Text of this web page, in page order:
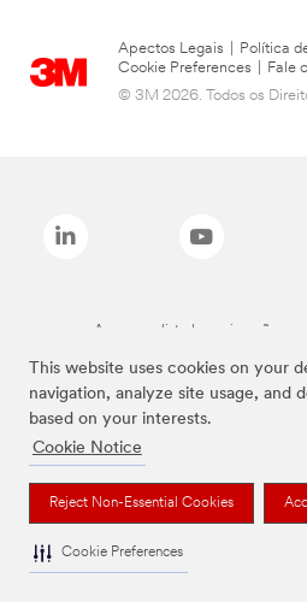
This website uses cookies on your
navigation, analyze site usage, and
based on your interests.
Cookie Notice
Reject Non-Essential Cookies
Cookie Preferences
Apectos Legais Política
Cookie Preferences
Fale
© 3M 2026. Todos os
As marcas listadas a cima são